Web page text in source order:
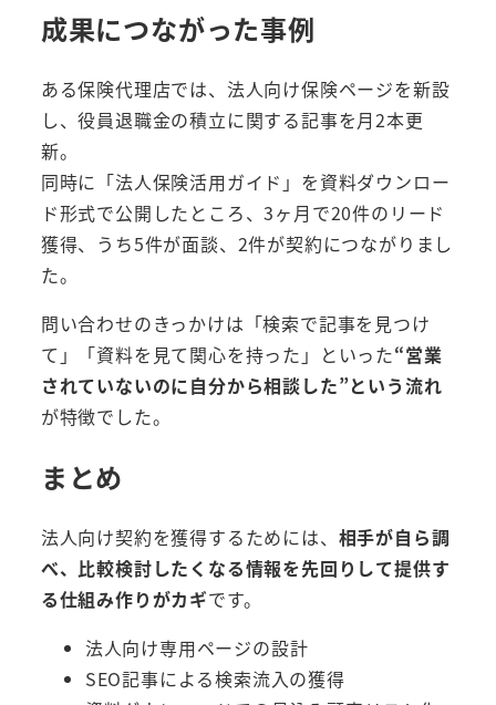
成果につながった事例
ある保険代理店では、法人向け保険ページを新設
し、役員退職金の積立に関する記事を月2本更
新。
同時に「法人保険活用ガイド」を資料ダウンロー
ド形式で公開したところ、3ヶ月で20件のリード
獲得、うち5件が面談、2件が契約につながりまし
た。
問い合わせのきっかけは「検索で記事を見つけ
て」「資料を見て関心を持った」といった“営業
されていないのに自分から相談した”という流れ
が特徴でした。
まとめ
法人向け契約を獲得するためには、 相手が自ら調
べ、比較検討したくなる情報を先回りして提供す
る仕組み作りがカギです。
法人向け専用ページの設計
SEO記事による検索流入の獲得